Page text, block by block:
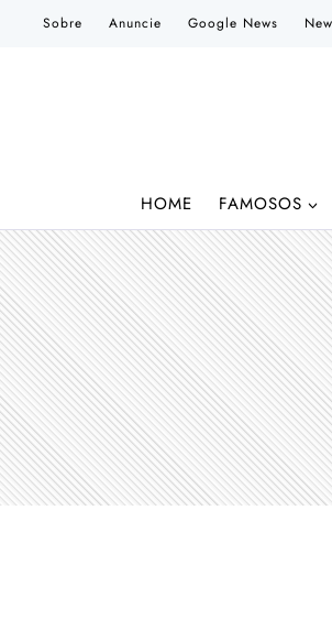
Sobre Anuncie Google News
HOME FAMOSOS